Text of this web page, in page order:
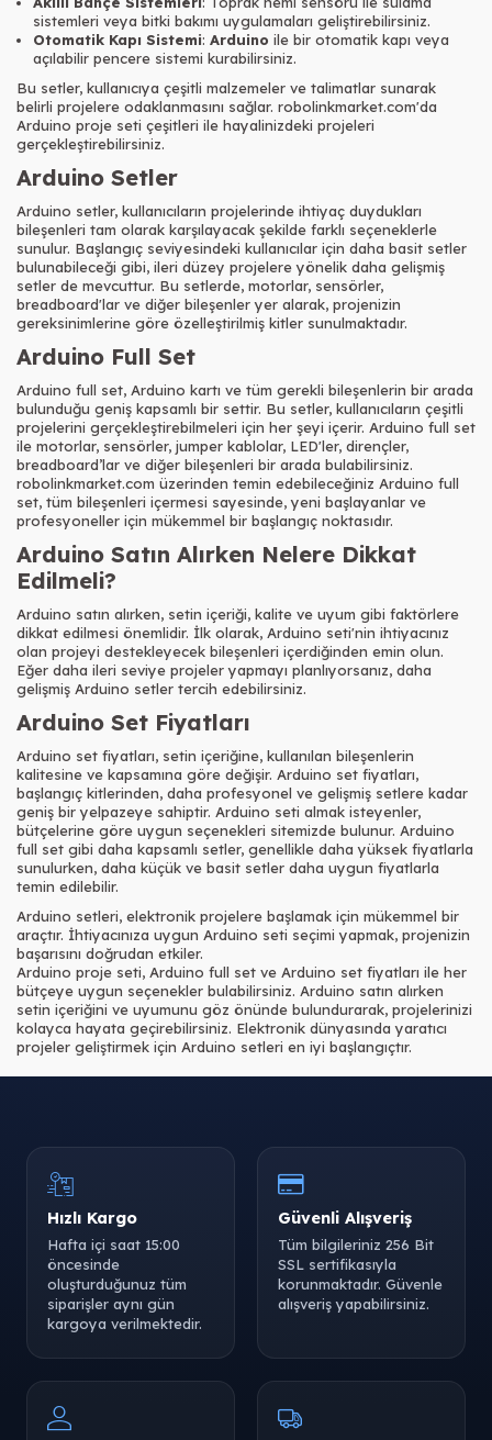
sistemleri veya bitki bakımı uygulamaları geliştirebilirsiniz.
Otomatik Kapı Sistemi: Arduino ile bir otomatik kapı veya
açılabilir pencere sistemi kurabilirsiniz.
Bu setler, kullanıcıya çeşitli malzemeler ve talimatlar sunarak
belirli projelere odaklanmasını sağlar. robolinkmarket.com'da
Arduino proje seti çeşitleri ile hayalinizdeki projeleri
gerçekleştirebilirsiniz.
Arduino Setler
Arduino setler, kullanıcıların projelerinde ihtiyaç duydukları
bileşenleri tam olarak karşılayacak şekilde farklı seçeneklerle
sunulur. Başlangıç seviyesindeki kullanıcılar için daha basit setler
bulunabileceği gibi, ileri düzey projelere yönelik daha gelişmiş
setler de mevcuttur. Bu setlerde, motorlar, sensörler,
breadboard'lar ve diğer bileşenler yer alarak, projenizin
gereksinimlerine göre özelleştirilmiş kitler sunulmaktadır.
Arduino Full Set
Arduino full set, Arduino kartı ve tüm gerekli bileşenlerin bir arada
bulunduğu geniş kapsamlı bir settir. Bu setler, kullanıcıların çeşitli
projelerini gerçekleştirebilmeleri için her şeyi içerir. Arduino full set
ile motorlar, sensörler, jumper kablolar, LED'ler, dirençler,
breadboard’lar ve diğer bileşenleri bir arada bulabilirsiniz.
robolinkmarket.com üzerinden temin edebileceğiniz Arduino full
set, tüm bileşenleri içermesi sayesinde, yeni başlayanlar ve
profesyoneller için mükemmel bir başlangıç noktasıdır.
Arduino Satın Alırken Nelere Dikkat
Edilmeli?
Arduino satın alırken, setin içeriği, kalite ve uyum gibi faktörlere
dikkat edilmesi önemlidir. İlk olarak, Arduino seti'nin ihtiyacınız
olan projeyi destekleyecek bileşenleri içerdiğinden emin olun.
Eğer daha ileri seviye projeler yapmayı planlıyorsanız, daha
gelişmiş Arduino setler tercih edebilirsiniz.
Arduino Set Fiyatları
Arduino set fiyatları, setin içeriğine, kullanılan bileşenlerin
kalitesine ve kapsamına göre değişir. Arduino set fiyatları,
başlangıç kitlerinden, daha profesyonel ve gelişmiş setlere kadar
geniş bir yelpazeye sahiptir. Arduino seti almak isteyenler,
bütçelerine göre uygun seçenekleri sitemizde bulunur. Arduino
full set gibi daha kapsamlı setler, genellikle daha yüksek fiyatlarla
sunulurken, daha küçük ve basit setler daha uygun fiyatlarla
temin edilebilir.
Arduino setleri, elektronik projelere başlamak için mükemmel bir
araçtır. İhtiyacınıza uygun Arduino seti seçimi yapmak, projenizin
başarısını doğrudan etkiler.
Arduino proje seti, Arduino full set ve Arduino set fiyatları ile her
bütçeye uygun seçenekler bulabilirsiniz. Arduino satın alırken
setin içeriğini ve uyumunu göz önünde bulundurarak, projelerinizi
kolayca hayata geçirebilirsiniz. Elektronik dünyasında yaratıcı
projeler geliştirmek için Arduino setleri en iyi başlangıçtır.
Hızlı Kargo
Hafta içi saat 15:00
öncesinde
oluşturduğunuz tüm
siparişler aynı gün
kargoya verilmektedir.
Güvenli Alışveriş
Tüm bilgileriniz 256 Bit
SSL sertifikasıyla
korunmaktadır. Güvenle
alışveriş yapabilirsiniz.